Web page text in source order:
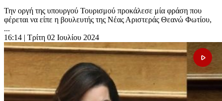
Την οργή της υπουργού Τουρισμού προκάλεσε μία φράση που
φέρεται να είπε η βουλευτής της Νέας Αριστεράς Θεανώ Φωτίου,
...
16:14 | Τρίτη 02 Ιουλίου 2024